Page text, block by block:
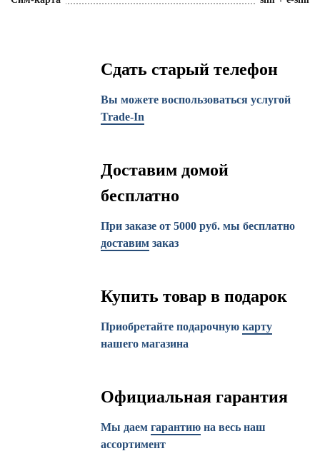
Сдать старый телефон
Вы можете воспользоваться услугой
Trade-In
Доставим домой
бесплатно
При заказе от 5000 руб. мы бесплатно
доставим заказ
Купить товар в подарок
Приобретайте подарочную карту
нашего магазина
Официальная гарантия
Мы даем гарантию на весь наш
ассортимент